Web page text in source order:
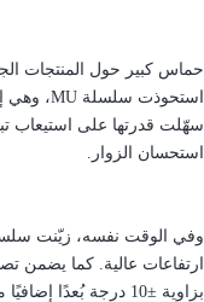
حماس كبير حول المنتجات
استحوذت سلسلةMU، وهي
سهّلت قدرتها على استيعاب
استحسان الزوار.
وفي الوقت نفسه، زيّنت
ارتفاعات عالية.
بزاوية ±10 درجة بُعدًا إضافيًا من البهجة للفعاليات.